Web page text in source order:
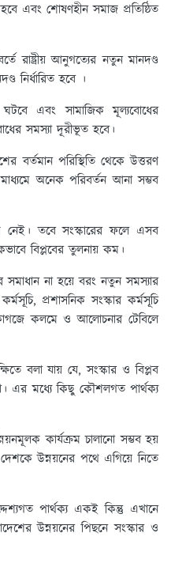
হবে এবং শোষণহীন সমাজ প্রতিষ্ঠিত
রাষ্ট্রীয় আনুগত্যের নতুন মানদণ্ড
নির্ধারিত হবে ।
এবং সামাজিক মূল্যবোধের
সমস্যা দূরীভূত হবে।
বর্তমান পরিস্থিতি থেকে উত্তরণ
অনেক পরিবর্তন আনা সম্ভব
নেই। তবে সংস্কারের ফলে এসব
বিপ্লবের তুলনায় কম।
সমাধান না হয়ে বরং নতুন সমস্যার
প্রশাসনিক সংস্কার কর্মসূচি
কলমে ও আলোচনার টেবিলে
বলা যায় যে, সংস্কার ও বিপ্লব
এর মধ্যে কিছু কৌশলগত পার্থক্য
কার্যক্রম চালানো সম্ভব হয়
দেশকে উন্নয়নের পথে এগিয়ে নিতে
পার্থক্য একই কিন্তু এখানে
উন্নয়নের পিছনে সংস্কার ও